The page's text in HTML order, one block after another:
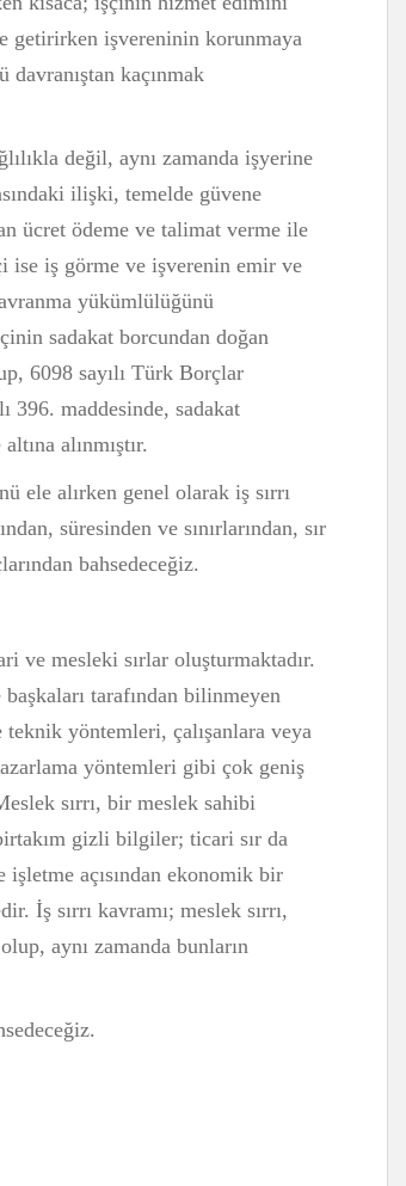
getirirken işvereninin korunmaya
kaçınmak
değil, aynı zamanda işyerine
ilişki, temelde güvene
ücret ödeme ve talimat verme ile
ise iş görme ve işverenin emir ve
yükümlülüğünü
sadakat borcundan doğan
6098 sayılı Türk Borçlar
396. maddesinde, sadakat
alınmıştır.
ele alırken genel olarak iş sırrı
süresinden ve sınırlarından, sır
bahsedeceğiz.
ve mesleki sırlar oluşturmaktadır.
tarafından bilinmeyen
yöntemleri, çalışanlara veya
yöntemleri gibi çok geniş
sırrı, bir meslek sahibi
gizli bilgiler; ticari sır da
açısından ekonomik bir
İş sırrı kavramı; meslek sırrı,
aynı zamanda bunların